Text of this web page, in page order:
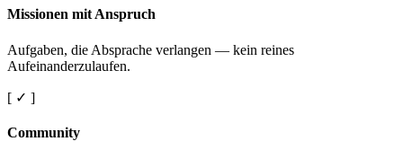
Missionen mit Anspruch
Aufgaben, die Absprache verlangen — kein reines
Aufeinanderzulaufen.
[ ✓ ]
Community